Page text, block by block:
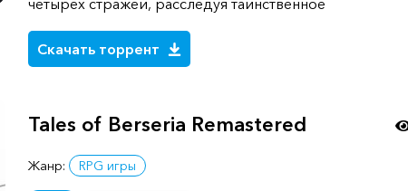
четырёх стражей, расследуя таинственное
Скачать торрент
Tales of Berseria Remastered
Жанр: RPG игры